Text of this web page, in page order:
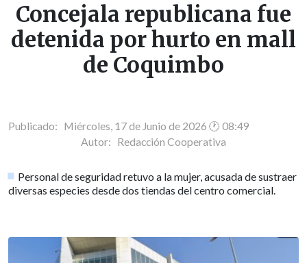
Concejala republicana fue
detenida por hurto en mall
de Coquimbo
Publicado: Miércoles, 17 de Junio de 2026 🕐 08:49
Autor: Redacción Cooperativa
Personal de seguridad retuvo a la mujer, acusada de sustraer
diversas especies desde dos tiendas del centro comercial.